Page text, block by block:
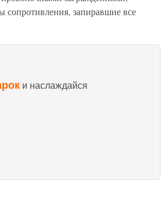
сопротивления, запиравшие все
и наслаждайся